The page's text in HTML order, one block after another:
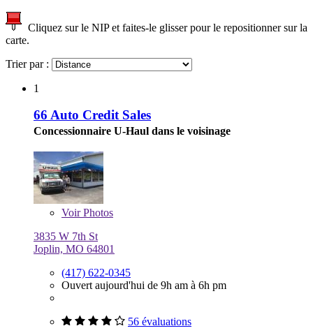
Cliquez sur le NIP et faites-le glisser pour le repositionner sur la
carte.
Trier par :
1
66 Auto Credit Sales
Concessionnaire U-Haul dans le voisinage
VoirPhotos
3835 W 7th St
Joplin, MO 64801
(417) 622-0345
Ouvert aujourd'hui de 9h am à 6h pm
56 évaluations